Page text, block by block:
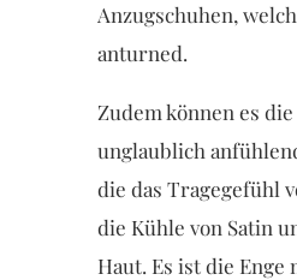
Anzugschuhen,
anturned.
Zudem können es
unglaublich
die das Tragegefühl
die Kühle von Satin
Haut. Es ist die Enge